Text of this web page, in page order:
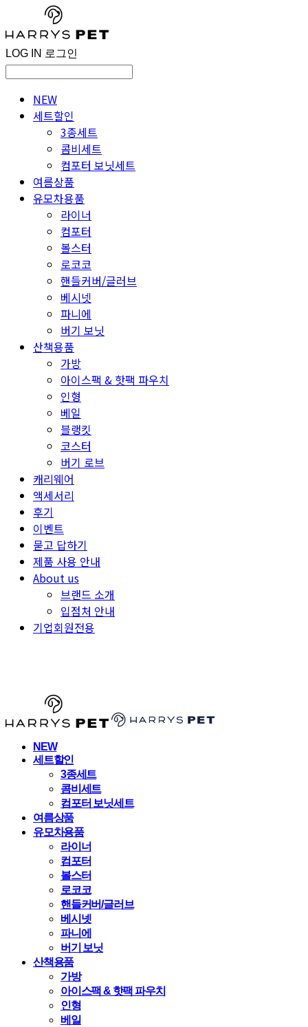
LOG IN 로그인
NEW
세트할인
3종세트
콤비세트
컴포터 보닛세트
여름상품
유모차용품
라이너
컴포터
볼스터
로코코
핸들커버/글러브
베시넷
파니에
버기 보닛
산책용품
가방
아이스팩 & 핫팩 파우치
인형
베일
블랭킷
코스터
버기 로브
캐리웨어
액세서리
후기
이벤트
묻고 답하기
제품 사용 안내
About us
브랜드 소개
입점처 안내
기업회원전용
NEW
세트할인
3종세트
콤비세트
컴포터 보닛세트
여름상품
유모차용품
라이너
컴포터
볼스터
로코코
핸들커버/글러브
베시넷
파니에
버기 보닛
산책용품
가방
아이스팩 & 핫팩 파우치
인형
베일